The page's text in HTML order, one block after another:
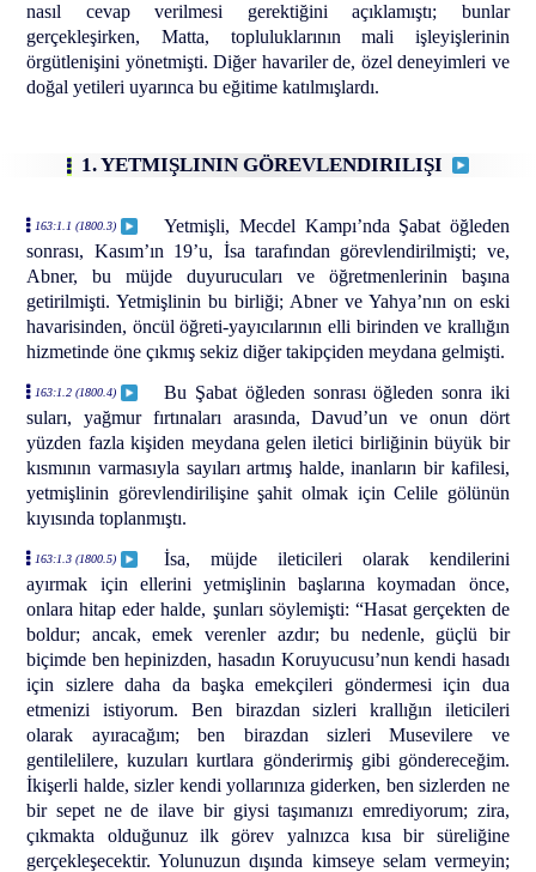
nasıl cevap verilmesi gerektiğini açıklamıştı; bunlar
gerçekleşirken, Matta, topluluklarının mali işleyişlerinin
örgütlenişini yönetmişti. Diğer havariler de, özel deneyimleri ve
doğal yetileri uyarınca bu eğitime katılmışlardı.
1. YETMIŞLININ GÖREVLENDIRILIŞI
163:1.1 (1800.3)
Yetmişli, Mecdel Kampı’nda Şabat öğleden
sonrası, Kasım’ın 19’u, İsa tarafından görevlendirilmişti; ve,
Abner, bu müjde duyurucuları ve öğretmenlerinin başına
getirilmişti. Yetmişlinin bu birliği; Abner ve Yahya’nın on eski
havarisinden, öncül öğreti-yayıcılarının elli birinden ve krallığın
hizmetinde öne çıkmış sekiz diğer takipçiden meydana gelmişti.
163:1.2 (1800.4)
Bu Şabat öğleden sonrası öğleden sonra iki
suları, yağmur fırtınaları arasında, Davud’un ve onun dört
yüzden fazla kişiden meydana gelen iletici birliğinin büyük bir
kısmının varmasıyla sayıları artmış halde, inanların bir kafilesi,
yetmişlinin görevlendirilişine şahit olmak için Celile gölünün
kıyısında toplanmıştı.
163:1.3 (1800.5)
İsa, müjde ileticileri olarak kendilerini
ayırmak için ellerini yetmişlinin başlarına koymadan önce,
onlara hitap eder halde, şunları söylemişti: “Hasat gerçekten de
boldur; ancak, emek verenler azdır; bu nedenle, güçlü bir
biçimde ben hepinizden, hasadın Koruyucusu’nun kendi hasadı
için sizlere daha da başka emekçileri göndermesi için dua
etmenizi istiyorum. Ben birazdan sizleri krallığın ileticileri
olarak ayıracağım; ben birazdan sizleri Musevilere ve
gentilelilere, kuzuları kurtlara gönderirmiş gibi göndereceğim.
İkişerli halde, sizler kendi yollarınıza giderken, ben sizlerden ne
bir sepet ne de ilave bir giysi taşımanızı emrediyorum; zira,
çıkmakta olduğunuz ilk görev yalnızca kısa bir süreliğine
gerçekleşecektir. Yolunuzun dışında kimseye selam vermeyin;